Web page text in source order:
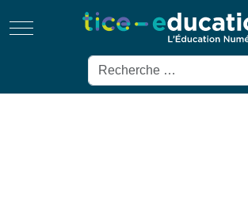
Mobile Menu Toggle
Rechercher